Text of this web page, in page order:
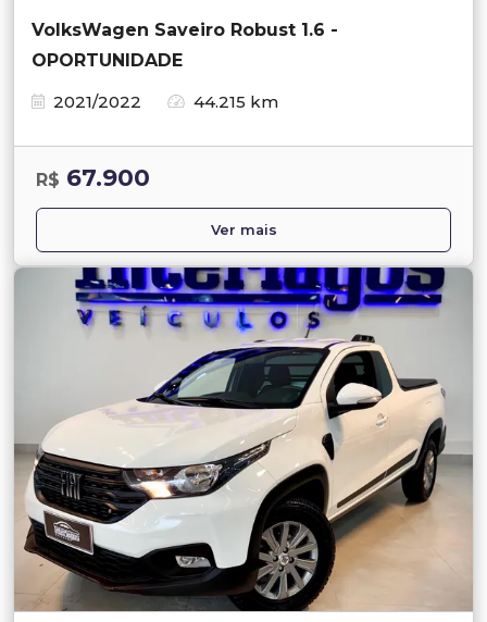
VolksWagen Saveiro Robust 1.6 -
OPORTUNIDADE
2021/2022
44.215 km
R$ 67.900
Ver mais